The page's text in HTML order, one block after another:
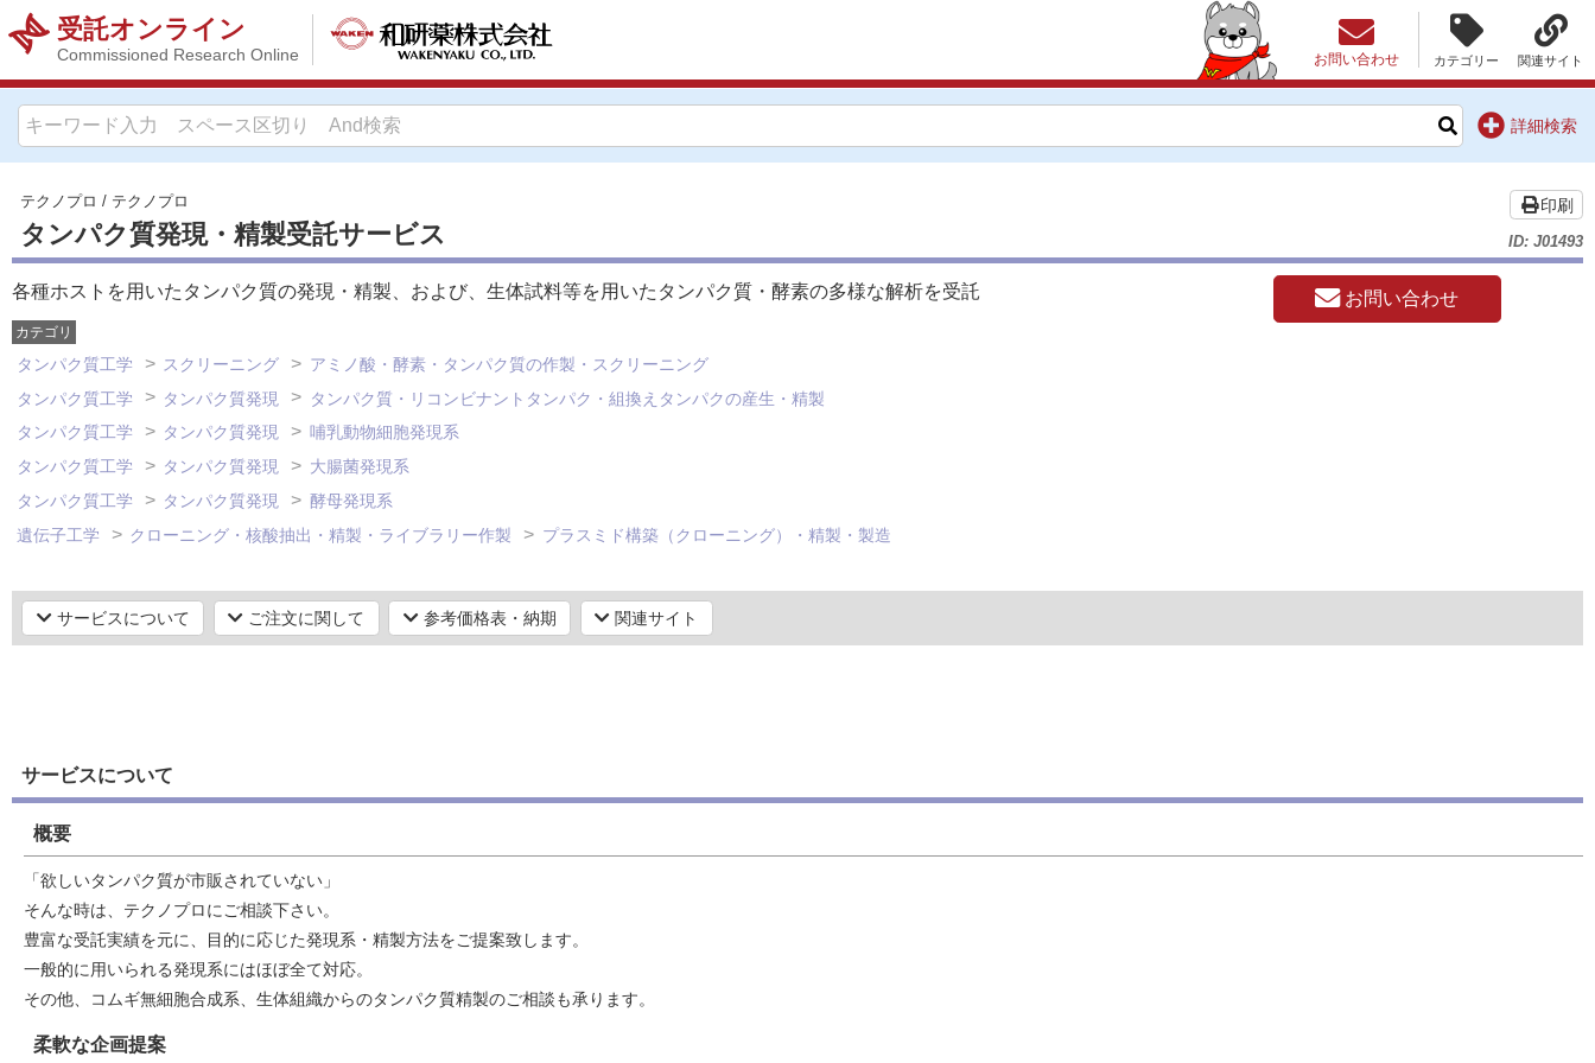
受託オンライン
Commissioned Research Online カテゴリー 関連サイト
お問い合わせ
詳細検索
テクノプロ / テクノプロ
タンパク質発現・精製受託サービス ID: J01493
印刷
各種ホストを用いたタンパク質の発現・精製、および、生体試料等を用いたタンパク質・酵素の多様な解析を受託 お問い合わせ
カテゴリ
タンパク質工学 スクリーニング
アミノ酸・酵素・タンパク質の作製・スクリーニング
タンパク質工学
タンパク質発現
タンパク質・リコンビナントタンパク・組換えタンパクの産生・精製
タンパク質工学
タンパク質発現
哺乳動物細胞発現系
タンパク質工学
タンパク質発現
大腸菌発現系
タンパク質工学
タンパク質発現
酵母発現系
遺伝子工学
クローニング・核酸抽出・精製・ライブラリー作製 プラスミド構築（クローニング）・精製・製造
サービスについて ご注文に関して 参考価格表・納期 関連サイト
サービスについて
概要
「欲しいタンパク質が市販されていない」
そんな時は、テクノプロにご相談下さい。
豊富な受託実績を元に、目的に応じた発現系・精製方法をご提案致します。
一般的に用いられる発現系にはほぼ全て対応。
その他、コムギ無細胞合成系、生体組織からのタンパク質精製のご相談も承ります。
柔軟な企画提案